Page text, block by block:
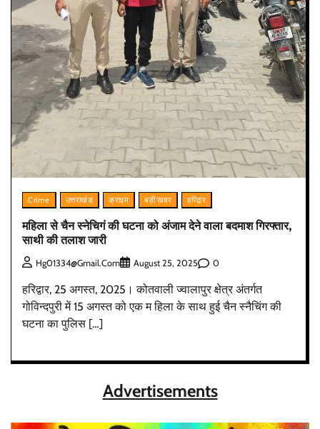
Crime उत्तराखंड क्राइम बड़ी खबर हरिद्वार
महिला से चैन स्नेचिगं की घटना को अंजाम देने वाला बदमाश गिरफ्तार,
साथी की तलाश जारी
Hg01334@gmail.com August 25, 2025 0
हरिद्वार, 25 अगस्त, 2025। कोतवाली ज्वालापुर क्षेत्र अंतर्गत
गोविन्दपुरी में 15 अगस्त को एक म­ हिला के साथ हुई चैन स्नैचिंग की
घटना का पुलिस […]
Advertisements